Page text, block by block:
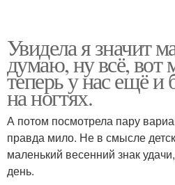
Увидела я значит
думаю, ну всё, вот
теперь у нас ещё и
на ногтях.
А потом посмотрела пару
правда мило. Не в смысле
маленький весенний знак
день.